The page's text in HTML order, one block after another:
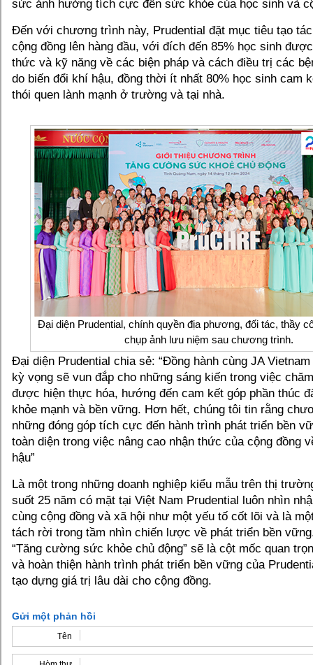
sức ảnh hưởng tích cực đến sức khỏe của học sinh và
Đến với chương trình này, Prudential đặt mục tiêu tạo
cộng đồng lên hàng đầu, với đích đến 85% học sinh
thức và kỹ năng về các biện pháp và cách điều trị các
do biến đổi khí hậu, đồng thời ít nhất 80% học sinh cam
thói quen lành mạnh ở trường và tại nhà.
Đại diện Prudential, chính quyền địa phương, đối tác, thầy
chụp ảnh lưu niệm sau chương trình.
Đại diện Prudential chia sẻ: “Đồng hành cùng JA
kỳ vọng sẽ vun đắp cho những sáng kiến trong việc
được hiện thực hóa, hướng đến cam kết góp phần thúc
khỏe mạnh và bền vững. Hơn hết, chúng tôi tin rằng
những đóng góp tích cực đến hành trình phát triển bền
toàn diện trong việc nâng cao nhận thức của cộng đồng
hậu”
Là một trong những doanh nghiệp kiểu mẫu trên thị
suốt 25 năm có mặt tại Việt Nam Prudential luôn nhìn
cùng cộng đồng và xã hội như một yếu tố cốt lõi và là
tách rời trong tầm nhìn chiến lược về phát triển bền
“Tăng cường sức khỏe chủ động” sẽ là cột mốc quan
và hoàn thiện hành trình phát triển bền vững của
tạo dựng giá trị lâu dài cho cộng đồng.
Gửi một phản hồi
Tên